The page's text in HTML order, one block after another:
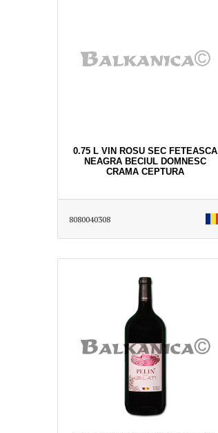
0.75 L VIN ROSU SEC FETEASCA
NEAGRA BECIUL DOMNESC
CRAMA CEPTURA
8080040308